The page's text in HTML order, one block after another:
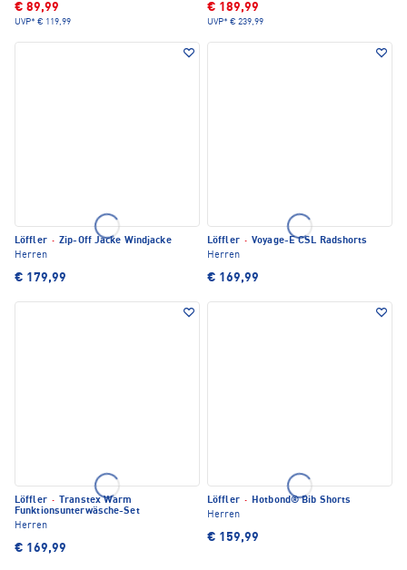
€ 89,99
UVP* € 119,99
€ 189,99
UVP* € 239,99
Löffler · Zip-Off Jacke Windjacke
Herren
€ 179,99
Löffler · Voyage-E CSL Radshorts
Herren
€ 169,99
Löffler ·
Transtex Warm
Funktionsunterwäsche-Set
Herren
€ 169,99
Löffler · Hotbond® Bib Shorts
Herren
€ 159,99